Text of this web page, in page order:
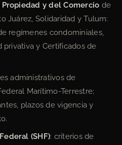
y del Comercio de
Juárez, Solidaridad y Tulum:
regímenes condominiales,
privativa y Certificados de
administrativos de
Marítimo-Terrestre;
plazos de vigencia y
(SHF): criterios de